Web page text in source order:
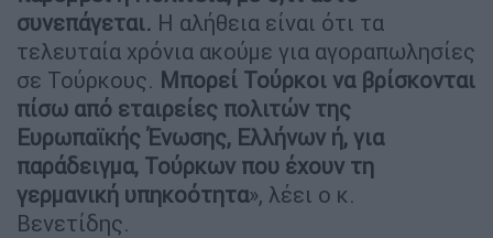
συνεπάγεται. Η αλήθεια είναι ότι τα
τελευταία χρόνια ακούμε για αγοραπωλησίες
σε Τούρκους. Μπορεί Τούρκοι να βρίσκονται
πίσω από εταιρείες πολιτών της
Ευρωπαϊκής Ένωσης, Ελλήνων ή, για
παράδειγμα, Τούρκων που έχουν τη
γερμανική υπηκοότητα», λέει ο κ.
Βενετίδης.